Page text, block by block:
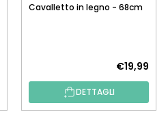
Cavalletto in legno - 68cm
€19,99
DETTAGLI